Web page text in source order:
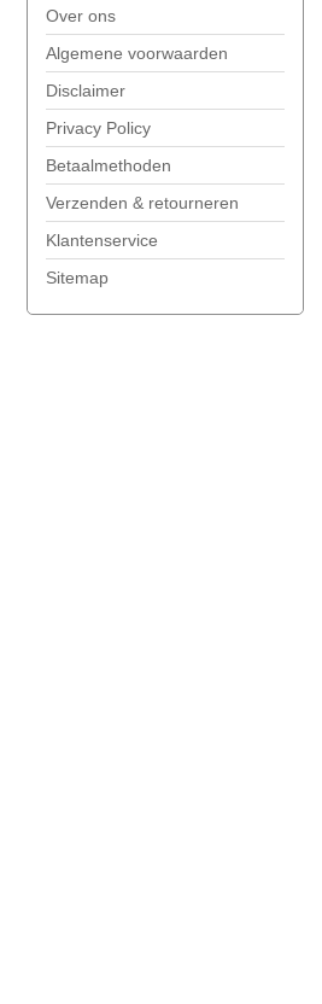
Over ons
Algemene voorwaarden
Disclaimer
Privacy Policy
Betaalmethoden
Verzenden & retourneren
Klantenservice
Sitemap